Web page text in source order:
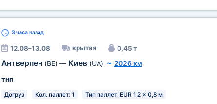
3 часаназад
12.08–13.08 крытая 0,45 т
Антверпен (BE) — Киев (UA) ~ 2026 км
тнп
Догруз Кол. паллет: 1 Тип паллет: EUR 1,2 x 0,8 м